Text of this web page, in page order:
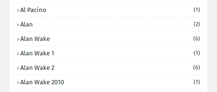
Al Pacino (1)
Alan (2)
Alan Wake (6)
Alan Wake 1 (1)
Alan Wake 2 (6)
Alan Wake 2010 (1)